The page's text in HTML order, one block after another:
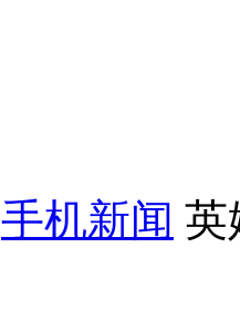
手机新闻 英